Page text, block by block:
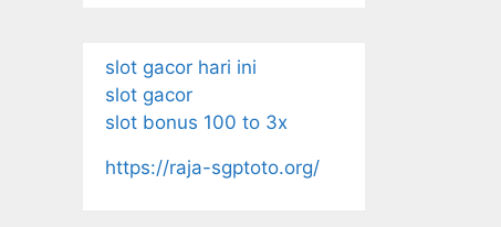
slot gacor hari ini
slot gacor
slot bonus 100 to 3x
https://raja-sgptoto.org/